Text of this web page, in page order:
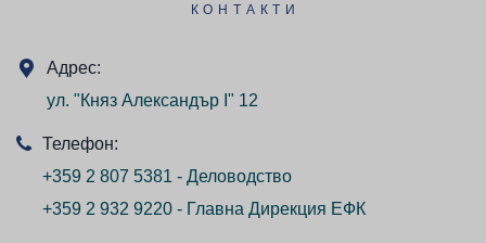
КОНТАКТИ
Адрес:
ул. "Княз Александър I" 12
Телефон:
+359 2 807 5381 - Деловодство
+359 2 932 9220 - Главна Дирекция ЕФК